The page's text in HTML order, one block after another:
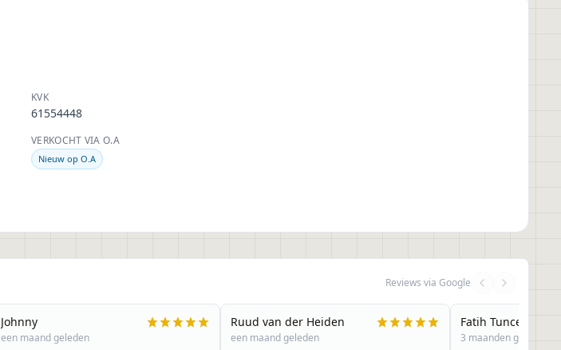
KVK
61554448
VERKOCHT VIA O.A
Nieuw op O.A
Reviews via Google
Johnny
een maand geleden
Ruud van der Heiden
een maand geleden
Fatih Tuncer
3 maanden geleden